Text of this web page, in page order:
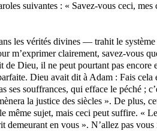
suivantes : « Savez-vous ceci, mes
les vérités divines — trahit le système
m’exprimer clairement, savez-vous
de Dieu, il ne peut pourtant pas
Dieu avait dit à Adam : Fais
souffrances, qui efface le péché ;
la justice des siècles ». De plus,
même sujet, mais ceci peut suffire. «
demeurant en vous ». N’allez pas